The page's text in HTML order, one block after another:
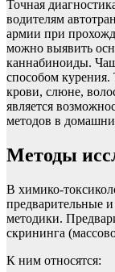
Точная
водителям
армии при
можно выявить
каннабиноиды.
способом
крови, слюне,
является
методов в
Методы
В химико-
предварительные
методики.
скрининга
К ним относятся: